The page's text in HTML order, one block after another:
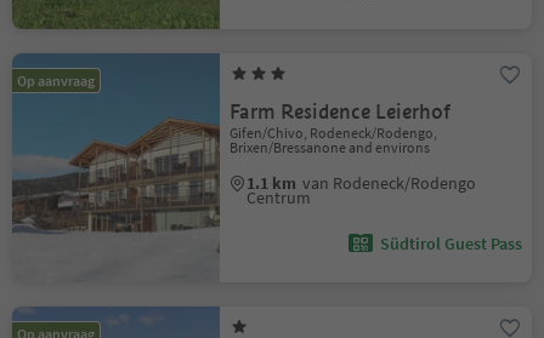
Op aanvraag
Farm Residence Leierhof
Gifen/Chivo, Rodeneck/Rodengo,
Brixen/Bressanone and environs
1.1 km van Rodeneck/Rodengo
Centrum
Südtirol Guest Pass
Op aanvraag